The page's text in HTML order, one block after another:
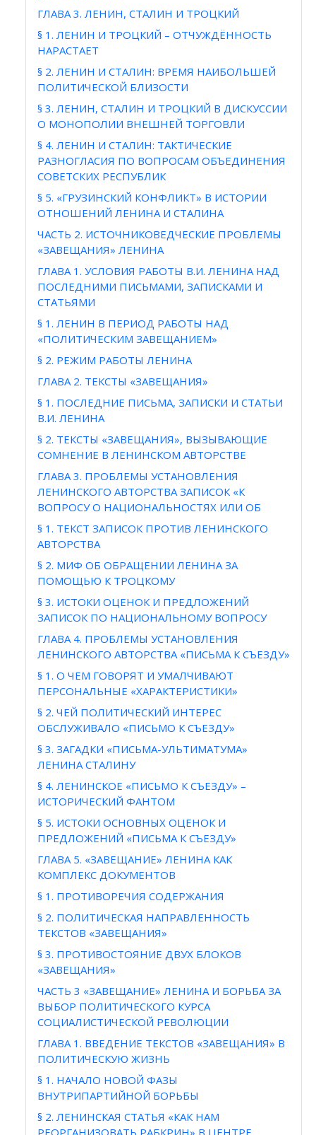
ГЛАВА 3. ЛЕНИН, СТАЛИН И ТРОЦКИЙ
§ 1. ЛЕНИН И ТРОЦКИЙ – ОТЧУЖДЁННОСТЬ
НАРАСТАЕТ
§ 2. ЛЕНИН И СТАЛИН: ВРЕМЯ НАИБОЛЬШЕЙ
ПОЛИТИЧЕСКОЙ БЛИЗОСТИ
§ 3. ЛЕНИН, СТАЛИН И ТРОЦКИЙ В ДИСКУССИИ
О МОНОПОЛИИ ВНЕШНЕЙ ТОРГОВЛИ
§ 4. ЛЕНИН И СТАЛИН: ТАКТИЧЕСКИЕ
РАЗНОГЛАСИЯ ПО ВОПРОСАМ ОБЪЕДИНЕНИЯ
СОВЕТСКИХ РЕСПУБЛИК
§ 5. «ГРУЗИНСКИЙ КОНФЛИКТ» В ИСТОРИИ
ОТНОШЕНИЙ ЛЕНИНА И СТАЛИНА
ЧАСТЬ 2. ИСТОЧНИКОВЕДЧЕСКИЕ ПРОБЛЕМЫ
«ЗАВЕЩАНИЯ» ЛЕНИНА
ГЛАВА 1. УСЛОВИЯ РАБОТЫ В.И. ЛЕНИНА НАД
ПОСЛЕДНИМИ ПИСЬМАМИ, ЗАПИСКАМИ И
СТАТЬЯМИ
§ 1. ЛЕНИН В ПЕРИОД РАБОТЫ НАД
«ПОЛИТИЧЕСКИМ ЗАВЕЩАНИЕМ»
§ 2. РЕЖИМ РАБОТЫ ЛЕНИНА
ГЛАВА 2. ТЕКСТЫ «ЗАВЕЩАНИЯ»
§ 1. ПОСЛЕДНИЕ ПИСЬМА, ЗАПИСКИ И СТАТЬИ
В.И. ЛЕНИНА
§ 2. ТЕКСТЫ «ЗАВЕЩАНИЯ», ВЫЗЫВАЮЩИЕ
СОМНЕНИЕ В ЛЕНИНСКОМ АВТОРСТВЕ
ГЛАВА 3. ПРОБЛЕМЫ УСТАНОВЛЕНИЯ
ЛЕНИНСКОГО АВТОРСТВА ЗАПИСОК «К
ВОПРОСУ О НАЦИОНАЛЬНОСТЯХ ИЛИ ОБ
§ 1. ТЕКСТ ЗАПИСОК ПРОТИВ ЛЕНИНСКОГО
АВТОРСТВА
§ 2. МИФ ОБ ОБРАЩЕНИИ ЛЕНИНА ЗА
ПОМОЩЬЮ К ТРОЦКОМУ
§ 3. ИСТОКИ ОЦЕНОК И ПРЕДЛОЖЕНИЙ
ЗАПИСОК ПО НАЦИОНАЛЬНОМУ ВОПРОСУ
ГЛАВА 4. ПРОБЛЕМЫ УСТАНОВЛЕНИЯ
ЛЕНИНСКОГО АВТОРСТВА «ПИСЬМА К СЪЕЗДУ»
§ 1. О ЧЕМ ГОВОРЯТ И УМАЛЧИВАЮТ
ПЕРСОНАЛЬНЫЕ «ХАРАКТЕРИСТИКИ»
§ 2. ЧЕЙ ПОЛИТИЧЕСКИЙ ИНТЕРЕС
ОБСЛУЖИВАЛО «ПИСЬМО К СЪЕЗДУ»
§ 3. ЗАГАДКИ «ПИСЬМА-УЛЬТИМАТУМА»
ЛЕНИНА СТАЛИНУ
§ 4. ЛЕНИНСКОЕ «ПИСЬМО К СЪЕЗДУ» –
ИСТОРИЧЕСКИЙ ФАНТОМ
§ 5. ИСТОКИ ОСНОВНЫХ ОЦЕНОК И
ПРЕДЛОЖЕНИЙ «ПИСЬМА К СЪЕЗДУ»
ГЛАВА 5. «ЗАВЕЩАНИЕ» ЛЕНИНА КАК
КОМПЛЕКС ДОКУМЕНТОВ
§ 1. ПРОТИВОРЕЧИЯ СОДЕРЖАНИЯ
§ 2. ПОЛИТИЧЕСКАЯ НАПРАВЛЕННОСТЬ
ТЕКСТОВ «ЗАВЕЩАНИЯ»
§ 3. ПРОТИВОСТОЯНИЕ ДВУХ БЛОКОВ
«ЗАВЕЩАНИЯ»
ЧАСТЬ 3 «ЗАВЕЩАНИЕ» ЛЕНИНА И БОРЬБА ЗА
ВЫБОР ПОЛИТИЧЕСКОГО КУРСА
СОЦИАЛИСТИЧЕСКОЙ РЕВОЛЮЦИИ
ГЛАВА 1. ВВЕДЕНИЕ ТЕКСТОВ «ЗАВЕЩАНИЯ» В
ПОЛИТИЧЕСКУЮ ЖИЗНЬ
§ 1. НАЧАЛО НОВОЙ ФАЗЫ
ВНУТРИПАРТИЙНОЙ БОРЬБЫ
§ 2. ЛЕНИНСКАЯ СТАТЬЯ «КАК НАМ
РЕОРГАНИЗОВАТЬ РАБКРИН» В ЦЕНТРЕ